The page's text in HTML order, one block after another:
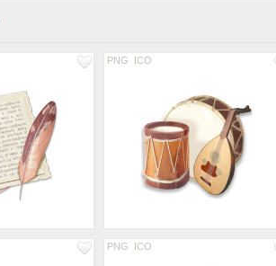
PNG ICO
PNG ICO